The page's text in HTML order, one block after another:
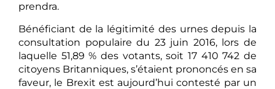
prendra.
Bénéficiant de la légitimité des urnes depuis la
consultation populaire du 23 juin 2016, lors de
laquelle 51,89 % des votants, soit 17 410 742 de
citoyens Britanniques, s’étaient prononcés en sa
faveur, le Brexit est aujourd’hui contesté par un